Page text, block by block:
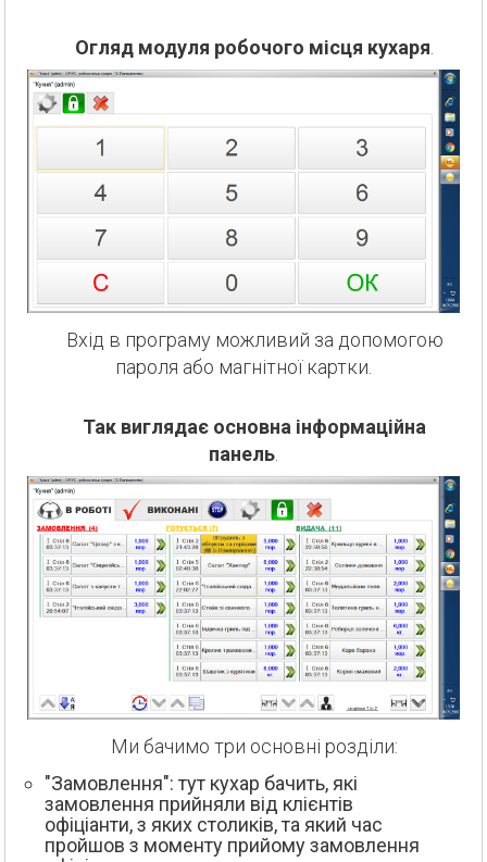
Огляд модуля робочого місця кухаря.
Вхід в програму можливий за допомогою
пароля або магнітної картки.
Так виглядає основна інформаційна
панель.
Ми бачимо три основні розділи:
"Замовлення": тут кухар бачить, які
замовлення прийняли від клієнтів
офіціанти, з яких столиків, та який час
пройшов з моменту прийому замовлення